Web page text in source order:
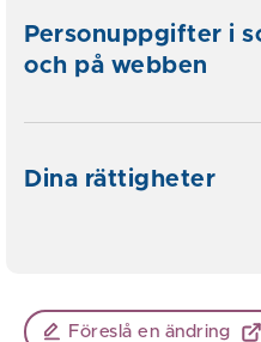
Personuppgifter i
och på webben
Dina rättigheter
Föreslå en ändring